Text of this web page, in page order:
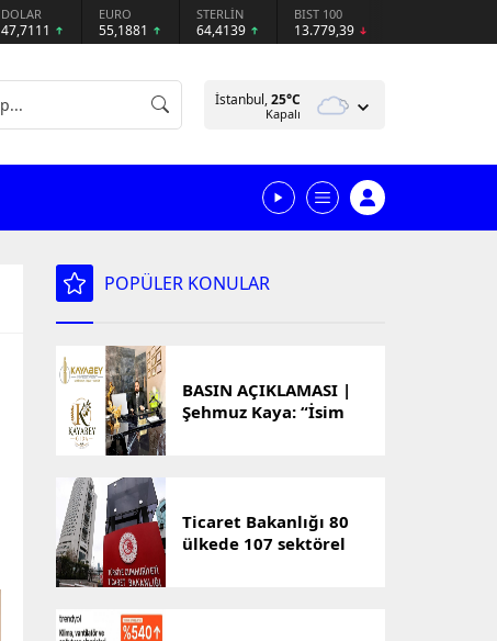
DOLAR
47,7111
EURO
55,1881
STERLİN
64,4139
BIST 100
13.779,39
İstanbul,25°C
Kapalı
POPÜLER KONULAR
BASIN AÇIKLAMASI |
Şehmuz Kaya: “İsim
Ticaret Bakanlığı 80
ülkede 107 sektörel